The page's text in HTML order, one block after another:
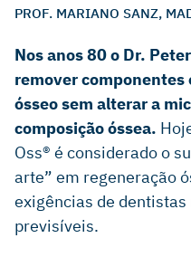
PROF. MARIANO SANZ,
Nos anos 80 o Dr.
remover
ósseo sem alterar a
composição óssea.
Oss® é considerado o
arte” em regeneração
exigências de
previsíveis.